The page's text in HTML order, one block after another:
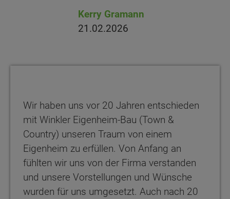
Kerry Gramann
21.02.2026
Wir haben uns vor 20 Jahren entschieden
mit Winkler Eigenheim-Bau (Town &
Country) unseren Traum von einem
Eigenheim zu erfüllen. Von Anfang an
fühlten wir uns von der Firma verstanden
und unsere Vorstellungen und Wünsche
wurden für uns umgesetzt. Auch nach 20